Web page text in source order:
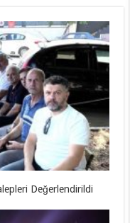
Değerlendirildi